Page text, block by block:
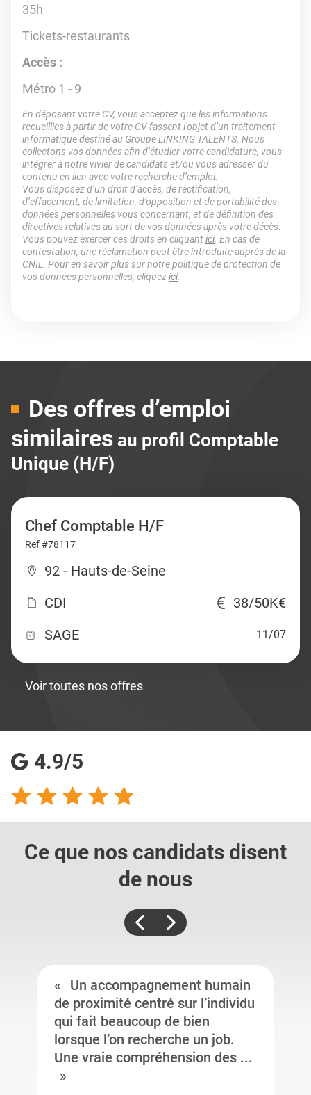
35h
Tickets-restaurants
Accès :
Métro 1 - 9
En déposant votre CV, vous acceptez que les informations
recueillies à partir de votre CV fassent l’objet d’un traitement
informatique destiné au Groupe LINKING TALENTS. Nous
collectons vos données afin d’étudier votre candidature, vous
intégrer à notre vivier de candidats et/ou vous adresser du
contenu en lien avec votre recherche d’emploi.
Vous disposez d’un droit d’accès, de rectification,
d’effacement, de limitation, d’opposition et de portabilité des
données personnelles vous concernant, et de définition des
directives relatives au sort de vos données après votre décès.
Vous pouvez exercer ces droits en cliquantici. En cas de
contestation, une réclamation peut être introduite auprès de la
CNIL. Pour en savoir plus sur notre politique de protection de
vos données personnelles, cliquezici.
Des offres d’emploi
similaires au profil Comptable
Unique (H/F)
Chef Comptable H/F
Ref #78117
92 - Hauts-de-Seine
CDI
38/50K€
SAGE
11/07
Voir toutes nos offres
4.9/5
Ce que nos candidats disent
de nous
Un accompagnement humain
de proximité centré sur l’individu
qui fait beaucoup de bien
lorsque l’on recherche un job.
Une vraie compréhension des ...